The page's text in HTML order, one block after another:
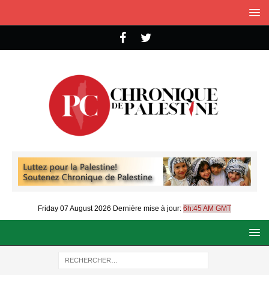
Friday 07 August 2026 Dernière mise à jour: 6h:45 AM GMT